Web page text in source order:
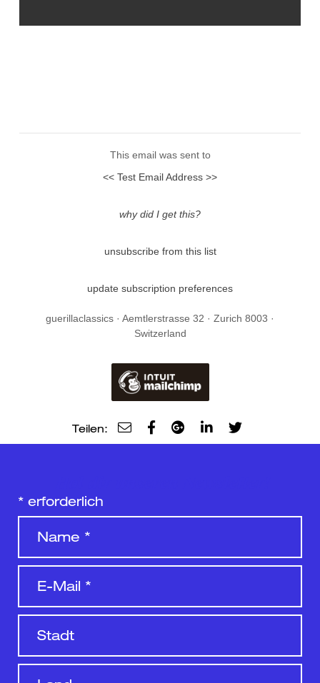
This email was sent to
<< Test Email Address >>
why did I get this?
unsubscribe from this list
update subscription preferences
guerillaclassics · Aemtlerstrasse 32 · Zurich 8003 ·
Switzerland
Teilen:
* erforderlich